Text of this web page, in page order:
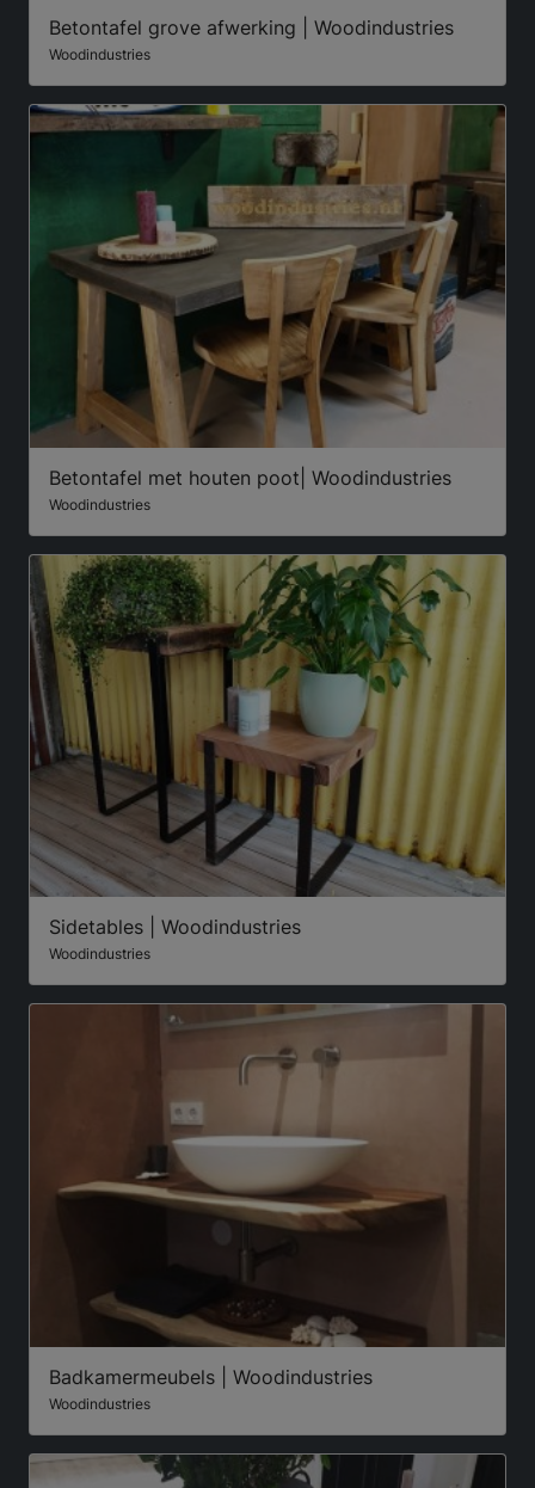
Betontafel grove afwerking | Woodindustries
Woodindustries
Betontafel met houten poot| Woodindustries
Woodindustries
Sidetables | Woodindustries
Woodindustries
Badkamermeubels | Woodindustries
Woodindustries